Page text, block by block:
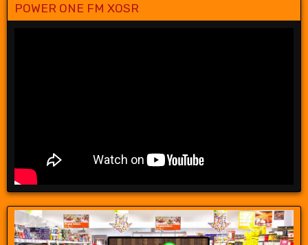
POWER ONE FM XOSR